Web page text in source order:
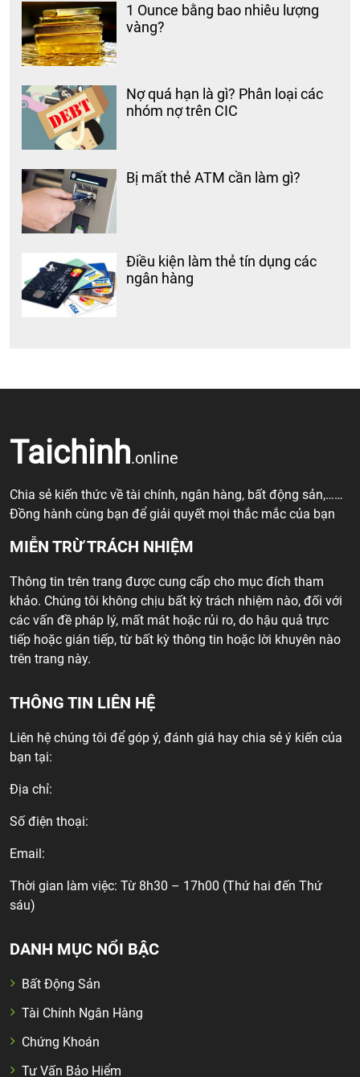
1 Ounce bằng bao nhiêu lượng
vàng?
Nợ quá hạn là gì? Phân loại các
nhóm nợ trên CIC
Bị mất thẻ ATM cần làm gì?
Điều kiện làm thẻ tín dụng các
ngân hàng
Taichinh.online
Chia sẻ kiến thức về tài chính, ngân hàng, bất động sản,……
Đồng hành cùng bạn để giải quyết mọi thắc mắc của bạn
MIỄN TRỪ TRÁCH NHIỆM
Thông tin trên trang được cung cấp cho mục đích tham
khảo. Chúng tôi không chịu bất kỳ trách nhiệm nào, đối với
các vấn đề pháp lý, mất mát hoặc rủi ro, do hậu quả trực
tiếp hoặc gián tiếp, từ bất kỳ thông tin hoặc lời khuyên nào
trên trang này.
THÔNG TIN LIÊN HỆ
Liên hệ chúng tôi để góp ý, đánh giá hay chia sẻ ý kiến của
bạn tại:
Địa chỉ:
Số điện thoại:
Email:
Thời gian làm việc: Từ 8h30 – 17h00 (Thứ hai đến Thứ
sáu)
DANH MỤC NỔI BẬC
Bất Động Sản
Tài Chính Ngân Hàng
Chứng Khoán
Tư Vấn Bảo Hiểm